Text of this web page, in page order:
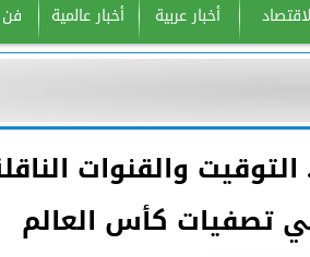
أخبار عربية أخبار عالمية
والقنوات
تصفيات كأس العالم